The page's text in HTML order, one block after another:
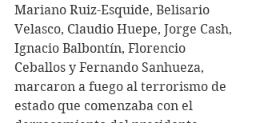
Mariano Ruiz-Esquide, Belisario
Velasco, Claudio Huepe, Jorge Cash,
Ignacio Balbontín, Florencio
Ceballos y Fernando Sanhueza,
marcaron a fuego al terrorismo de
estado que comenzaba con el